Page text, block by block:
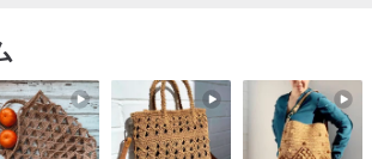
fSae3r4i